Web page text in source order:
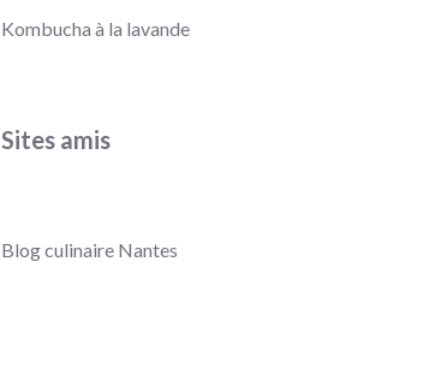
Kombucha à la lavande
Sites amis
Blog culinaire Nantes